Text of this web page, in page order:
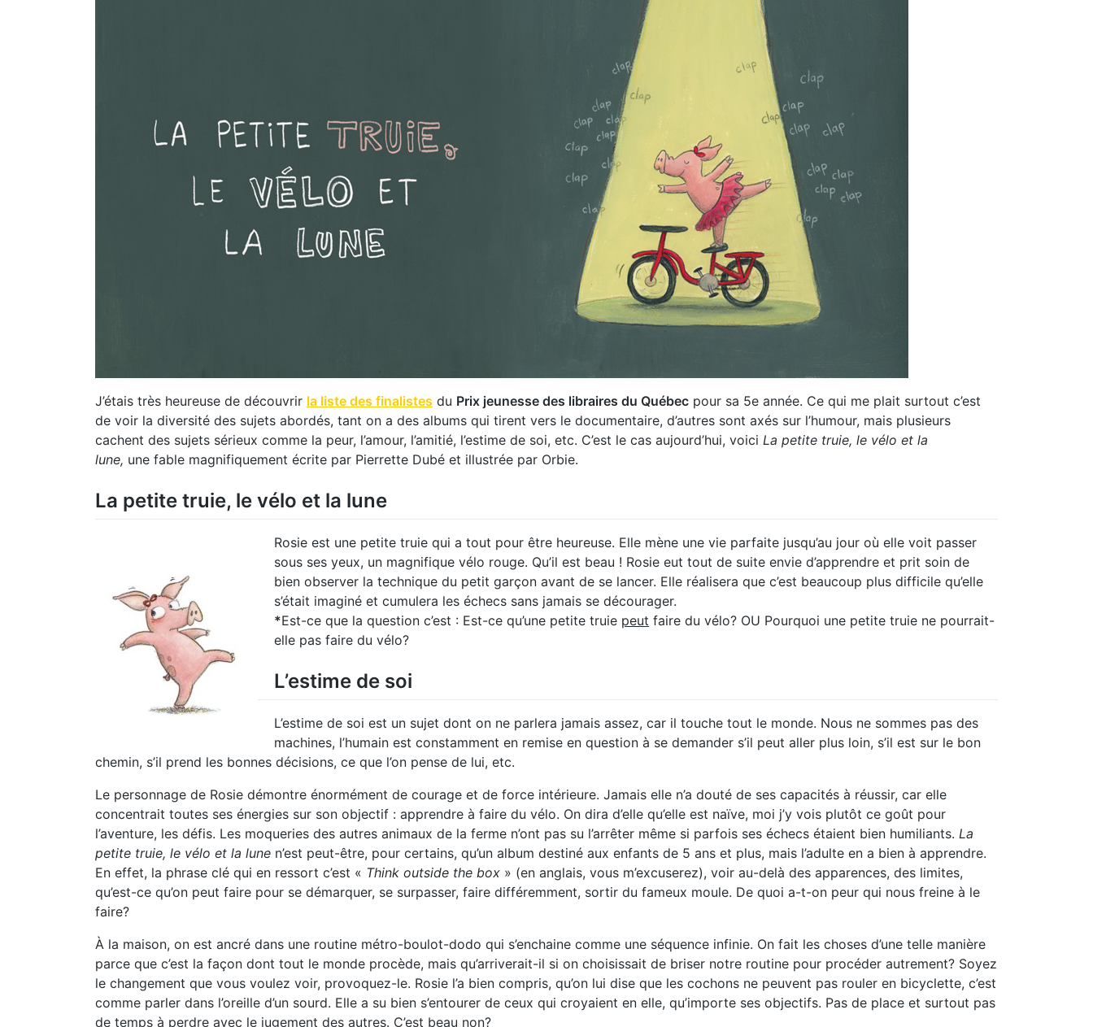
J’étais très heureuse de découvrir la liste des finalistes du Prix jeunesse des libraires du Québec pour sa 5e année. Ce qui me plait surtout c’est
de voir la diversité des sujets abordés, tant on a des albums qui tirent vers le documentaire, d’autres sont axés sur l’humour, mais plusieurs
cachent des sujets sérieux comme la peur, l’amour, l’amitié, l’estime de soi, etc. C’est le cas aujourd’hui, voici La petite truie, le vélo et la
lune, une fable magnifiquement écrite par Pierrette Dubé et illustrée par Orbie.
La petite truie, le vélo et la lune
Rosie est une petite truie qui a tout pour être heureuse. Elle mène une vie parfaite jusqu’au jour où elle voit passer
sous ses yeux, un magnifique vélo rouge. Qu’il est beau ! Rosie eut tout de suite envie d’apprendre et prit soin de
bien observer la technique du petit garçon avant de se lancer. Elle réalisera que c’est beaucoup plus difficile qu’elle
s’était imaginé et cumulera les échecs sans jamais se décourager.
*Est-ce que la question c’est : Est-ce qu’une petite truie peut faire du vélo? OU Pourquoi une petite truie ne pourrait-
elle pas faire du vélo?
L’estime de soi
L’estime de soi est un sujet dont on ne parlera jamais assez, car il touche tout le monde. Nous ne sommes pas des
machines, l’humain est constamment en remise en question à se demander s’il peut aller plus loin, s’il est sur le bon
chemin, s’il prend les bonnes décisions, ce que l’on pense de lui, etc.
Le personnage de Rosie démontre énormément de courage et de force intérieure. Jamais elle n’a douté de ses capacités à réussir, car elle
concentrait toutes ses énergies sur son objectif : apprendre à faire du vélo. On dira d’elle qu’elle est naïve, moi j’y vois plutôt ce goût pour
l’aventure, les défis. Les moqueries des autres animaux de la ferme n’ont pas su l’arrêter même si parfois ses échecs étaient bien humiliants. La
petite truie, le vélo et la lune n’est peut-être, pour certains, qu’un album destiné aux enfants de 5 ans et plus, mais l’adulte en a bien à apprendre.
En effet, la phrase clé qui en ressort c’est « Think outside the box » (en anglais, vous m’excuserez), voir au-delà des apparences, des limites,
qu’est-ce qu’on peut faire pour se démarquer, se surpasser, faire différemment, sortir du fameux moule. De quoi a-t-on peur qui nous freine à le
faire?
À la maison, on est ancré dans une routine métro-boulot-dodo qui s’enchaine comme une séquence infinie. On fait les choses d’une telle manière
parce que c’est la façon dont tout le monde procède, mais qu’arriverait-il si on choisissait de briser notre routine pour procéder autrement? Soyez
le changement que vous voulez voir, provoquez-le. Rosie l’a bien compris, qu’on lui dise que les cochons ne peuvent pas rouler en bicyclette, c’est
comme parler dans l’oreille d’un sourd. Elle a su bien s’entourer de ceux qui croyaient en elle, qu’importe ses objectifs. Pas de place et surtout pas
de temps à perdre avec le jugement des autres. C’est beau non?